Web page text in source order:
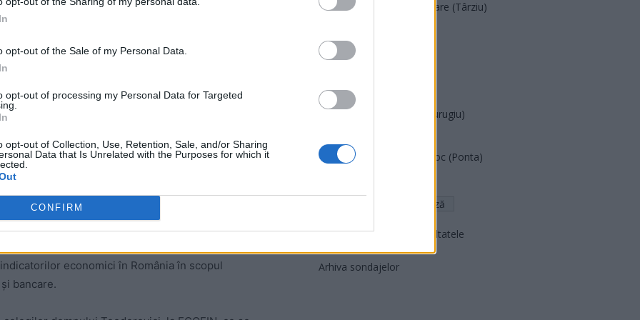
opt-out of the Sale of my Personal Data.
opt-out of processing my Personal Data for Targeted
opt-out of Collection, Use, Retention, Sale, and/or Sharing
Data that Is Unrelated with the Purposes for which it
CONFIRM
apar după 25 ianuarie 2019. Doar atunci MFP
că aceste cifre nu sunt reale.
le cere angajaților de la Finanțe să măsluiască
așa cum a anunțat el. Adică sub 3%.
este nevoie de trei lucruri:
Conturi, Procuratura, CSAT…)
echipă de experți ai Opoziției să verifice
pregătiți.
economici în România în scopul
bancare.
Acțiunea Conservatoare (Târziu)
PUSL (D. Voiculescu)
PNCR (Terheș)
Partidul Patrioților (Surugiu)
România pe Primul Loc (Ponta)
Arată rezultatele
Arhiva sondajelor